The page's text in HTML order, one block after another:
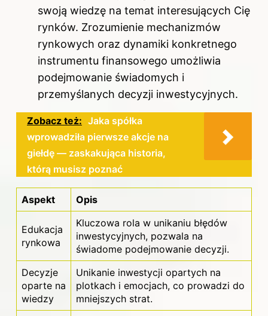
swoją wiedzę na temat interesujących Cię
rynków. Zrozumienie mechanizmów
rynkowych oraz dynamiki konkretnego
instrumentu finansowego umożliwia
podejmowanie świadomych i
przemyślanych decyzji inwestycyjnych.
Zobacz też: Jaka spółka
wprowadziła pierwsze akcje na
giełdę — zaskakująca historia,
którą musisz poznać
Aspekt Opis
Edukacja
rynkowa
Kluczowa rola w unikaniu błędów
inwestycyjnych, pozwala na
świadome podejmowanie decyzji.
Decyzje
oparte na
wiedzy
Unikanie inwestycji opartych na
plotkach i emocjach, co prowadzi do
mniejszych strat.